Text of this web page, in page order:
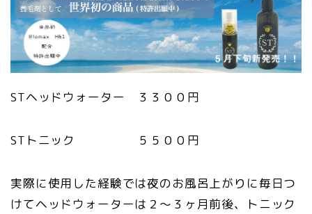
STヘッドウォーター ３３００円
STトニック ５５００円
実際に使用した経験では夜のお風呂上がりに毎日つ
けてヘッドウォーターは２〜３ヶ月前後、トニック